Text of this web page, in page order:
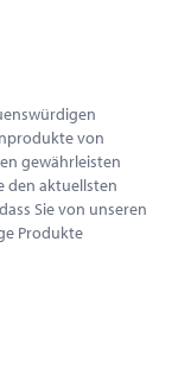
von
gewährleisten
den aktuellsten
Sie von unseren
Produkte